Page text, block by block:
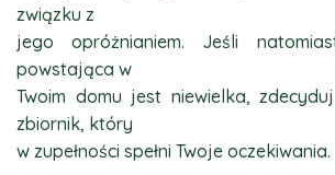
związku z
jego opróżnianiem. Jeśli
powstająca w
Twoim domu jest niewielka,
zbiornik, który
w zupełności spełni Twoje oczekiwania.